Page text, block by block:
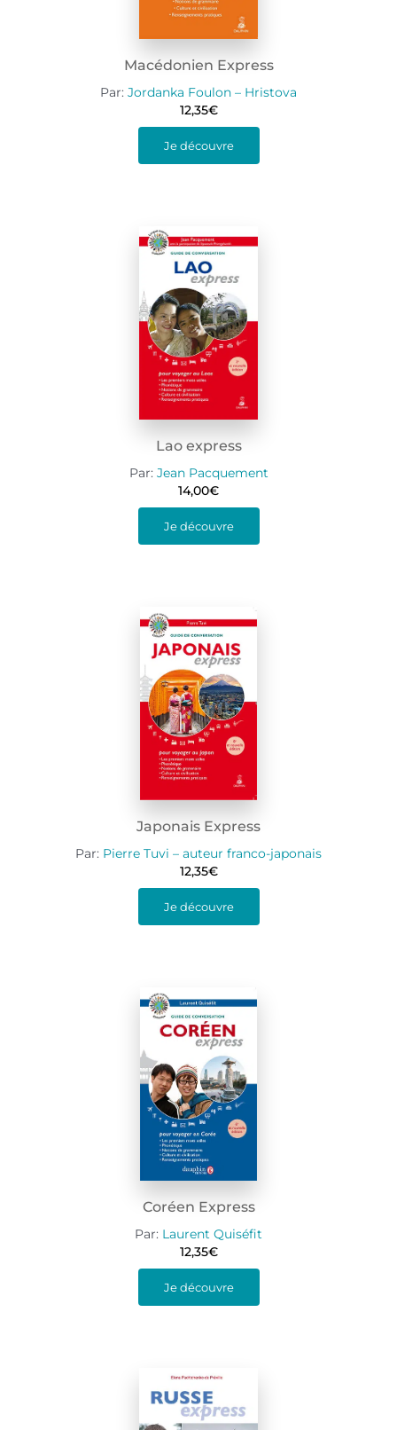
Macédonien Express
Par: Jordanka Foulon – Hristova
12,35€
Je découvre
Lao express
Par: Jean Pacquement
14,00€
Je découvre
Japonais Express
Par: Pierre Tuvi – auteur franco-japonais
12,35€
Je découvre
Coréen Express
Par: Laurent Quiséfit
12,35€
Je découvre